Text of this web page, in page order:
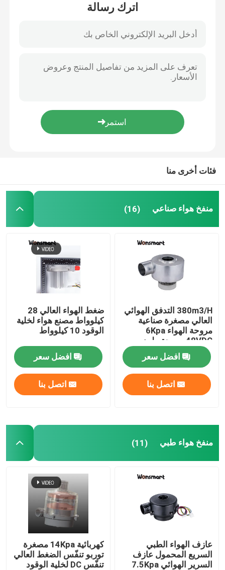
حولنا
اتصل بنا
منفخ هواء طبي
مدفع هواء CPAP
مصغّر الهواء
جهاز تنظيف الهواء لجهاز التنظيف
المضخة الصغيرة القابلة للنفخ
مدفوع خلايا الوقود
مروحة تبريد منفاخ
اترك رسالة
فئات أخرى منا
منفخ هواء صناعي (16)
380m3/H التدفق الهوائي
العالي مصغرة صناعية
مروحة الهواء 6Kpa
48VDC مروحة طرد
مركزي بدون فرشاة
افضل سعر
اتصل بنا
ضغط الهواء العالي 28
كيلوواط مصنع هواء لخلية
الوقود 10 كيلوواط
افضل سعر
اتصل بنا
منفخ هواء طبي (11)
عازف الهواء الطبي
السريع المحمول عازف
السرير الهوائي 7.5Kpa
كهربائية 14Kpa مصغرة
توربو تنفّس الضغط العالي
تنفّس DC لخلية الوقود